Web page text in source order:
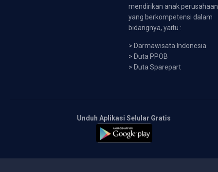
mendirikan anak perusahaan
yang berkompetensi dalam
bidangnya, yaitu :
> Darmawisata Indonesia
> Duta PPOB
> Duta Sparepart
Unduh Aplikasi Selular Gratis